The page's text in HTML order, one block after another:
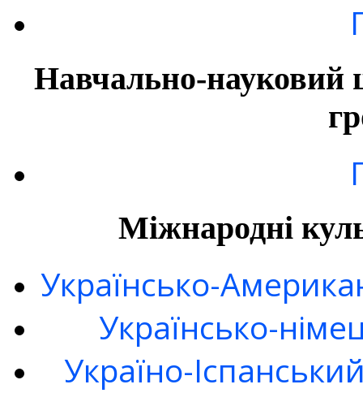
Навчально-науковий
Міжнародні
Українсько-
Українсько-
Україно-